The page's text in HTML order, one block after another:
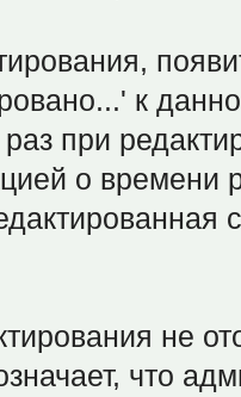
к
при
о времени
не
что